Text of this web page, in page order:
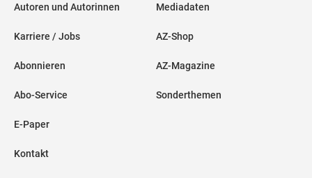
Autoren und Autorinnen
Karriere / Jobs
Abonnieren
Abo-Service
E-Paper
Kontakt
Mediadaten
AZ-Shop
AZ-Magazine
Sonderthemen